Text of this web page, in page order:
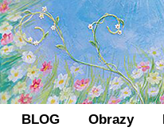
BLOG Obrazy